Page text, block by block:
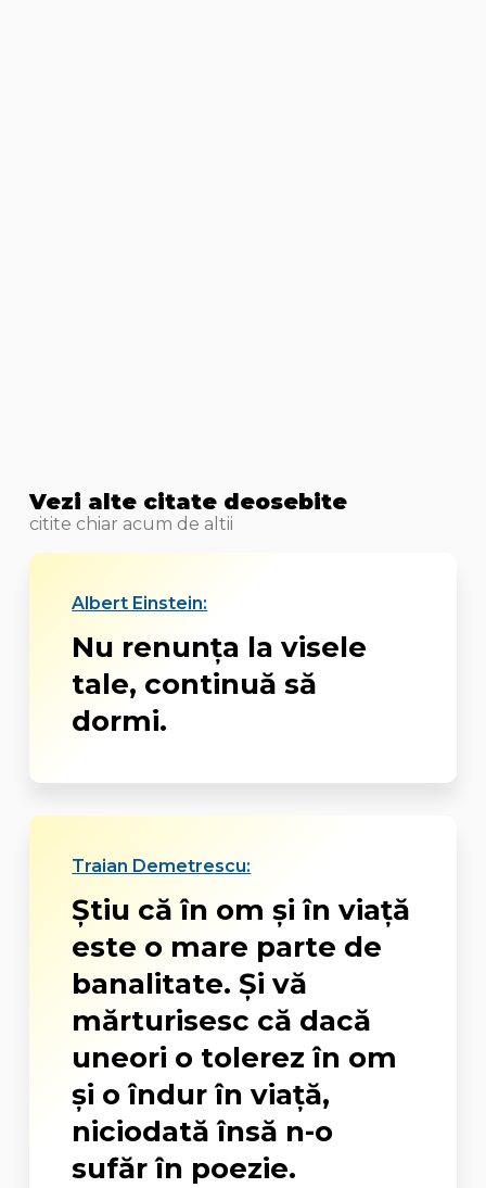
Vezi alte citate deosebite
citite chiar acum de altii
Albert Einstein:
Nu renunța la visele
tale, continuă să
dormi.
Traian Demetrescu:
Ştiu că în om şi în viaţă
este o mare parte de
banalitate. Şi vă
mărturisesc că dacă
uneori o tolerez în om
şi o îndur în viaţă,
niciodată însă n-o
sufăr în poezie.